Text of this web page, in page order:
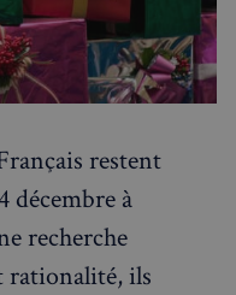
restent
décembre à
recherche
rationalité, ils
Spotify Inc.
.spotify.com